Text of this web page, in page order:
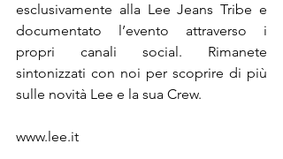
esclusivamente alla Lee Jeans Tribe e
documentato l’evento attraverso i
propri canali social. Rimanete
sintonizzati con noi per scoprire di più
sulle novità Lee e la sua Crew.